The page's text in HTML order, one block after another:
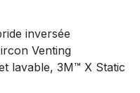
inversée
Venting
lavable, 3M™ X Static